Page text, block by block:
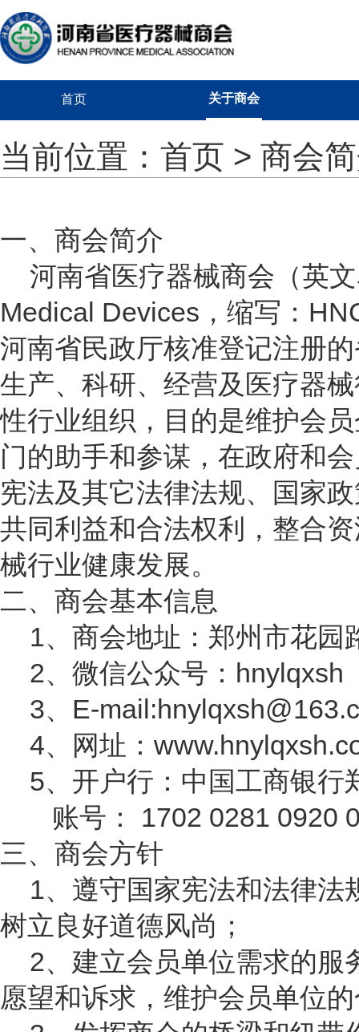
首页 关于商会
当前位置： 首页 > 商会
一、商会简介
河南省医疗器械商会（英
Medical Devices，缩写：
河南省民政厅核准登记注册
生产、科研、经营及医疗器
性行业组织，目的是维护会
门的助手和参谋，在政府和
宪法及其它法律法规、国家
共同利益和合法权利，整合
械行业健康发展。
二、商会基本信息
1、商会地址：郑州市花园
2、微信公众号：hnylqxsh
3、E-
4、网址：
5、开户行：中国工商银行
账号：
1702 0281 0920
三、商会方针
1、遵守国家宪法和法律法
树立良好道德风尚；
2、建立会员单位需求的服
愿望和诉求，维护会员单位